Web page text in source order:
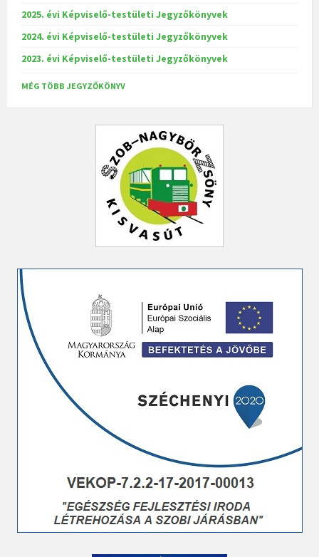
2025. évi Képviselő-testületi Jegyzőkönyvek
2024. évi Képviselő-testületi Jegyzőkönyvek
2023. évi Képviselő-testületi Jegyzőkönyvek
MÉG TÖBB JEGYZŐKÖNYV